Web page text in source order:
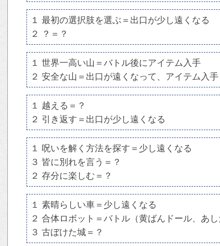
１ 最初の選択肢を選ぶ＝出口が少し遠くなる
２ ？＝？
１ 世界一高い山＝バトル後にアイテム入手
２ 安全な山＝出口が遠くなって、アイテム入手
１ 越える＝？
２ 引き返す＝出口が少し遠くなる
１ 呪いを解く方法を探す＝少し遠くなる
３ 皆に別れを言う＝？
２ 存分に楽しむ＝？
１ 素晴らしい車＝少し遠くなる
２ 合体ロボット＝バトル（黄ばんドール、あ
３ 古ぼけた城＝？